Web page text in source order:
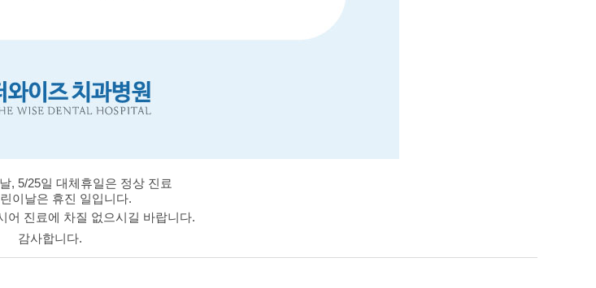
, 5/25일 대체휴일은 정상 진료
이날은 휴진 일입니다.
어 진료에 차질 없으시길 바랍니다.
감사합니다.